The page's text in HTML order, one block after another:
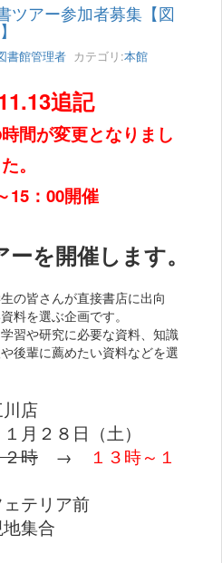
ツアー参加者募集【図
書館管理者 カテゴリ:本館
追記
間が変更となりまし
た。
15：00開催
を開催します。
の皆さんが直接書店に出向
料を選ぶ企画です。
習や研究に必要な資料、知識
後輩に薦めたい資料などを選
店
月２８日（土）
時 → １ ３時～１
テリア前
集合